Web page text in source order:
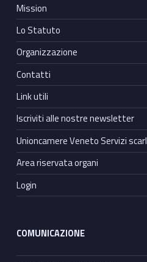
Mission
Lo Statuto
Organizzazione
Contatti
Link utili
Iscriviti alle nostre newsletter
Unioncamere Veneto Servizi scarl
Area riservata organi
Login
COMUNICAZIONE